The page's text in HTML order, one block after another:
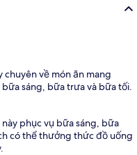
chuyên về món ăn mang
sáng, bữa trưa và bữa tối.
phục vụ bữa sáng, bữa
có thể thưởng thức đồ uống